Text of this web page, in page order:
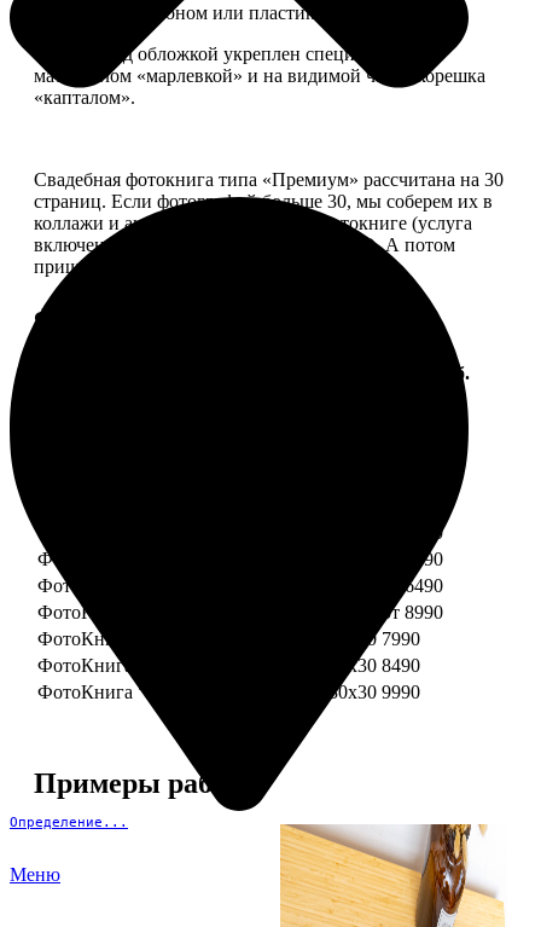
Определение...
Меню
укреплены картоном или пластиком.
— Блок под обложкой укреплен специальным
материалом «марлевкой» и на видимой части корешка
«капталом».
Свадебная фотокнига типа «Премиум» рассчитана на 30
страниц. Если фотографий больше 30, мы соберем их в
коллажи и аккуратно разместим в фотокниге (услуга
включена, стоимость останется прежней). А потом
пришлем вам на согласование развороты.
Форматы и цены
Цена, руб.
ФотоКнига "Премиум" 20x30
от 4990
ФотоКнига "Премиум" 25x25
от 5990
ФотоКнига "Премиум" 30x30
от 6490
ФотоКнига "Премиум" 30x45
от 8990
ФотоКнига "Премиум" Свадебная 20x20 7990
ФотоКнига "Премиум" Свадебная 20x30 8490
ФотоКнига "Премиум" Свадебная 30x30 9990
Примеры работ